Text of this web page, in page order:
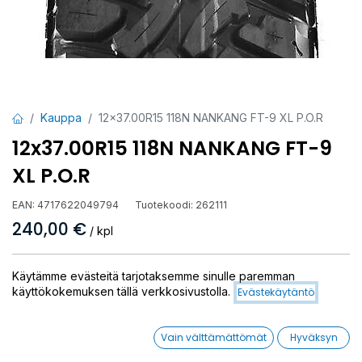
Kauppa 12x37.00R15 118N NANKANG FT-9 XL P.O.R
12x37.00R15 118N NANKANG FT-9
XL P.O.R
EAN: 4717622049794 Tuotekoodi: 262111
240,00 € / kpl
Toimittajilla (kotimaa):Saatavilla
Toimitusaika:3 arkipäivää
Käytämme evästeitä tarjotaksemme sinulle paremman
käyttökokemuksen tällä verkkosivustolla. Evästekäytäntö
Vain välttämättömät Hyväksyn